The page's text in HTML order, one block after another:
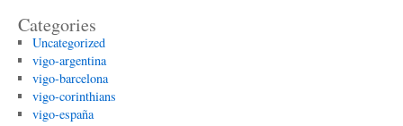
Categories
Uncategorized
vigo-argentina
vigo-barcelona
vigo-corinthians
vigo-españa